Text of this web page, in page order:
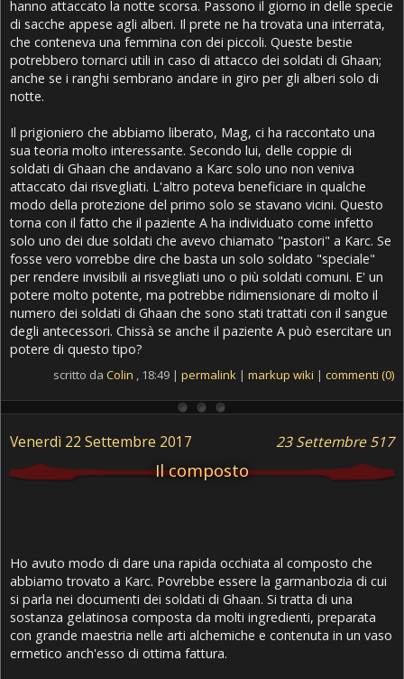
hanno attaccato la notte scorsa. Passono il giorno in delle specie
di sacche appese agli alberi. Il prete ne ha trovata una interrata,
che conteneva una femmina con dei piccoli. Queste bestie
potrebbero tornarci utili in caso di attacco dei soldati di Ghaan;
anche se i ranghi sembrano andare in giro per gli alberi solo di
notte.
Il prigioniero che abbiamo liberato, Mag, ci ha raccontato una
sua teoria molto interessante. Secondo lui, delle coppie di
soldati di Ghaan che andavano a Karc solo uno non veniva
attaccato dai risvegliati. L'altro poteva beneficiare in qualche
modo della protezione del primo solo se stavano vicini. Questo
torna con il fatto che il paziente A ha individuato come infetto
solo uno dei due soldati che avevo chiamato "pastori" a Karc. Se
fosse vero vorrebbe dire che basta un solo soldato "speciale"
per rendere invisibili ai risvegliati uno o più soldati comuni. E' un
potere molto potente, ma potrebbe ridimensionare di molto il
numero dei soldati di Ghaan che sono stati trattati con il sangue
degli antecessori. Chissà se anche il paziente A può esercitare un
potere di questo tipo?
scritto da Colin , 18:49 | permalink | markup wiki | commenti (0)
23 Settembre 517
Venerdì 22 Settembre 2017
Il composto
Ho avuto modo di dare una rapida occhiata al composto che
abbiamo trovato a Karc. Povrebbe essere la garmanbozia di cui
si parla nei documenti dei soldati di Ghaan. Si tratta di una
sostanza gelatinosa composta da molti ingredienti, preparata
con grande maestria nelle arti alchemiche e contenuta in un vaso
ermetico anch'esso di ottima fattura.